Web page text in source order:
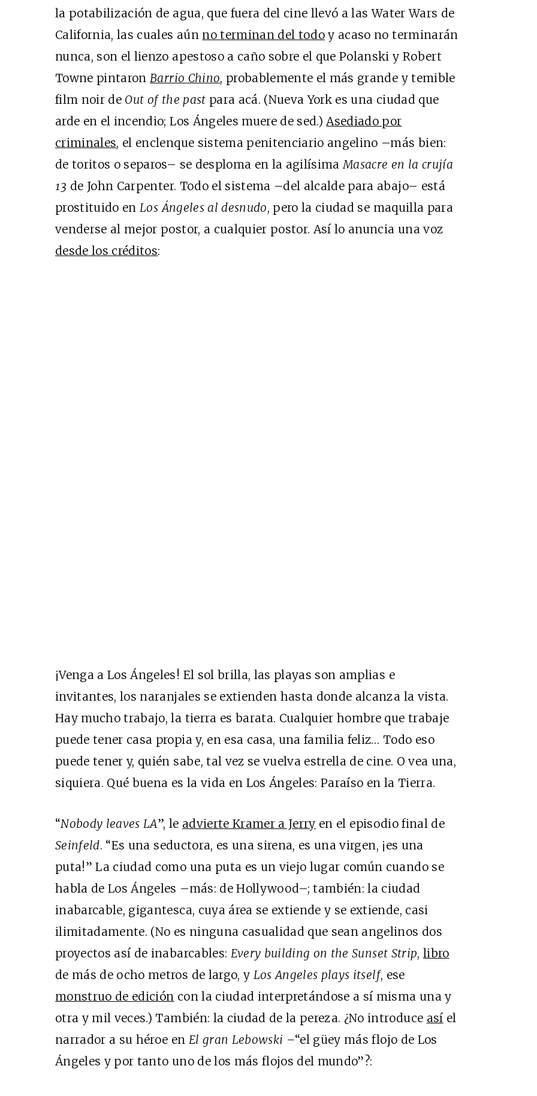
la potabilización de agua, que fuera del cine llevó a las Water Wars de
California, las cuales aún no terminan del todo y acaso no terminarán
nunca, son el lienzo apestoso a caño sobre el que Polanski y Robert
Towne pintaronBarrio Chino, probablemente el más grande y temible
film noir de Out of the past para acá. (Nueva York es una ciudad que
arde en el incendio; Los Ángeles muere de sed.)Asediado por
criminales, el enclenque sistema penitenciario angelino –más bien:
de toritos o separos– se desploma en la agilísimaMasacre en la crujía
13 de John Carpenter. Todo el sistema –del alcalde para abajo– está
prostituido enLos Ángeles al desnudo, pero la ciudad se maquilla para
venderse al mejor postor, a cualquier postor. Así lo anuncia una voz
desde los créditos:
¡Venga a Los Ángeles! El sol brilla, las playas son amplias e
invitantes, los naranjales se extienden hasta donde alcanza la vista.
Hay mucho trabajo, la tierra es barata. Cualquier hombre que trabaje
puede tener casa propia y, en esa casa, una familia feliz… Todo eso
puede tener y, quién sabe, tal vez se vuelva estrella de cine. O vea una,
siquiera. Qué buena es la vida en Los Ángeles: Paraíso en la Tierra.
“Nobody leaves LA”, le advierte Kramer a Jerry en el episodio final de
Seinfeld. “Es una seductora, es una sirena, es una virgen, ¡es una
puta!” La ciudad como una puta es un viejo lugar común cuando se
habla de Los Ángeles –más: de Hollywood–; también: la ciudad
inabarcable, gigantesca, cuya área se extiende y se extiende, casi
ilimitadamente. (No es ninguna casualidad que sean angelinos dos
proyectos así de inabarcables: Every building on the Sunset Strip, libro
de más de ocho metros de largo, y Los Angeles plays itself, ese
monstruo de edición con la ciudad interpretándose a sí misma una y
otra y mil veces.) También: la ciudad de la pereza. ¿No introduce así el
narrador a su héroe en El gran Lebowski –“el güey más flojo de Los
Ángeles y por tanto uno de los más flojos del mundo”?: